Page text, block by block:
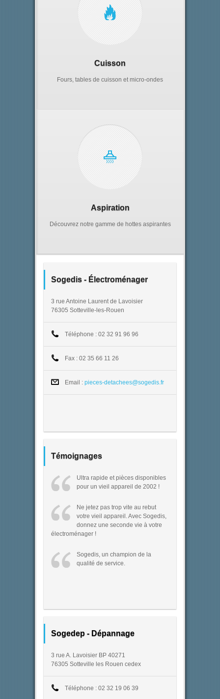
Cuisson
Fours, tables de cuisson et micro-ondes
Aspiration
Découvrez notre gamme de hottes aspirantes
Sogedis - Électroménager
3 rue Antoine Laurent de Lavoisier
76305 Sotteville-les-Rouen
Téléphone : 02 32 91 96 96
Fax : 02 35 66 11 26
Email : pieces-detachees@sogedis.fr
Témoignages
Ultra rapide et pièces disponibles
pour un vieil appareil de 2002 !
Ne jetez pas trop vite au rebut
votre vieil appareil. Avec Sogedis,
donnez une seconde vie à votre
électroménager !
Sogedis, un champion de la
qualité de service.
Sogedep - Dépannage
3 rue A. Lavoisier BP 40271
76305 Sotteville les Rouen cedex
Téléphone : 02 32 19 06 39